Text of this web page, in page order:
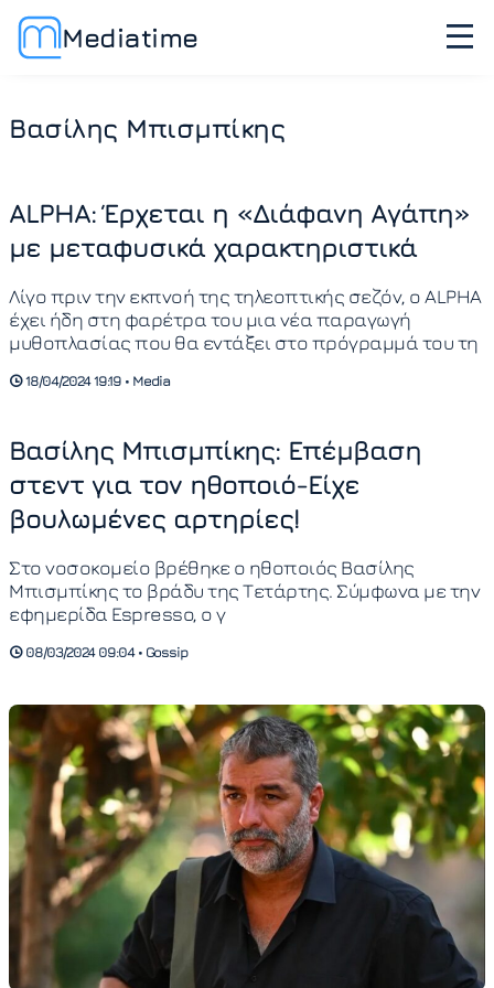
Mediatime
Βασίλης Μπισμπίκης
ALPHA: Έρχεται η «Διάφανη Αγάπη»
με μεταφυσικά χαρακτηριστικά
Λίγο πριν την εκπνοή της τηλεοπτικής σεζόν, ο ALPHA
έχει ήδη στη φαρέτρα του μια νέα παραγωγή
μυθοπλασίας που θα εντάξει στο πρόγραμμά του τη
18/04/2024 19:19 • Media
Βασίλης Μπισμπίκης: Επέμβαση
στεντ για τον ηθοποιό-Είχε
βουλωμένες αρτηρίες!
Στο νοσοκομείο βρέθηκε ο ηθοποιός Βασίλης
Μπισμπίκης το βράδυ της Τετάρτης. Σύμφωνα με την
εφημερίδα Espresso, ο γ
08/03/2024 09:04 • Gossip